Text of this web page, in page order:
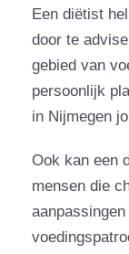
Een diëtist
door te
gebied van
persoonlijk
in Nijmegen
Ook kan een
mensen die